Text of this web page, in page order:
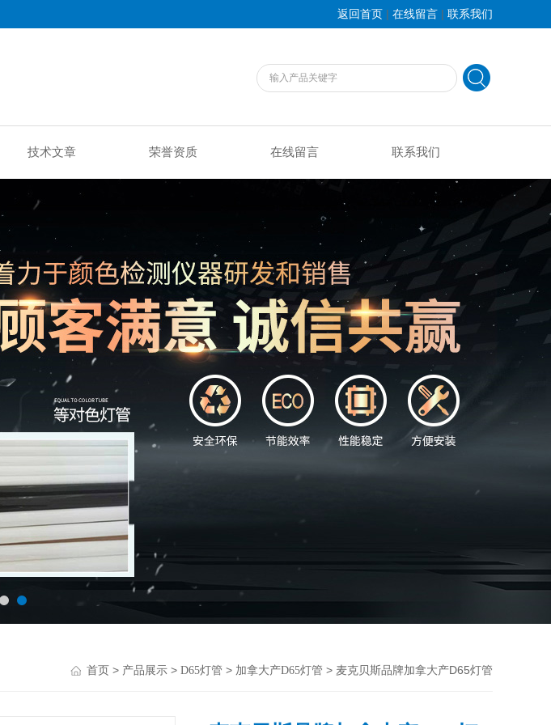
返回首页 | 在线留言 | 联系我们
技术文章 荣誉资质 在线留言 联系我们
首页 > 产品展示 > D65灯管 > 加拿大产D65灯管 > 麦克贝斯品牌加拿大产D65灯管